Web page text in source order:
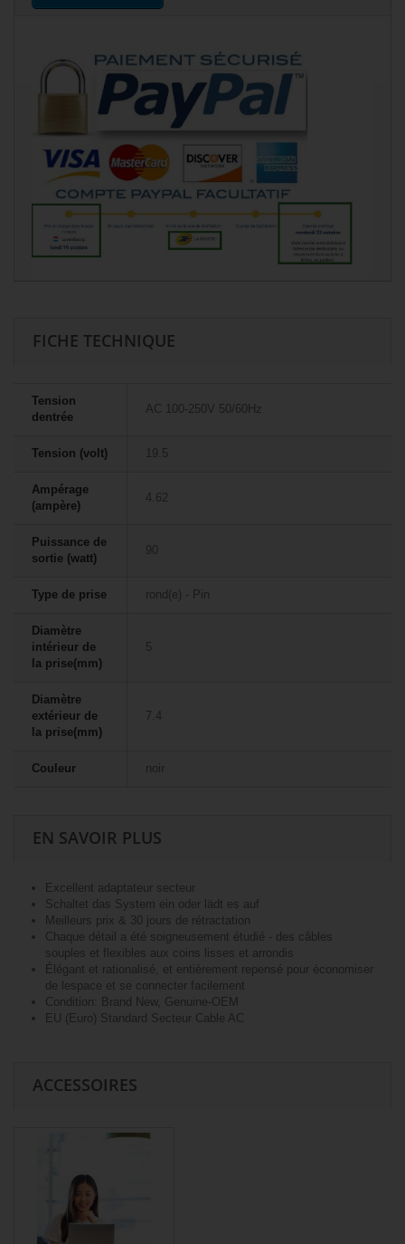
FICHE TECHNIQUE
Tension
dentrée
AC 100-250V 50/60Hz
Tension (volt) 19.5
Ampérage
(ampère)
4.62
Puissance de
sortie (watt)
90
Type de prise rond(e) - Pin
Diamètre
intérieur de
la prise(mm)
5
Diamètre
extérieur de
la prise(mm)
7.4
Couleur noir
EN SAVOIR PLUS
Excellent adaptateur secteur
Schaltet das System ein oder lädt es auf
Meilleurs prix & 30 jours de rétractation
Chaque détail a été soigneusement étudié - des câbles
souples et flexibles aux coins lisses et arrondis
Élégant et rationalisé, et entièrement repensé pour économiser
de lespace et se connecter facilement
Condition: Brand New, Genuine-OEM
EU (Euro) Standard Secteur Cable AC
ACCESSOIRES